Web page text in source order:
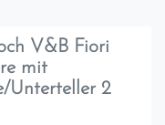
V&B Fiori
mit
Unterteller 2